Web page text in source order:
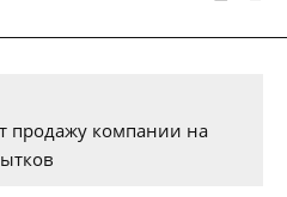
продажу компании на